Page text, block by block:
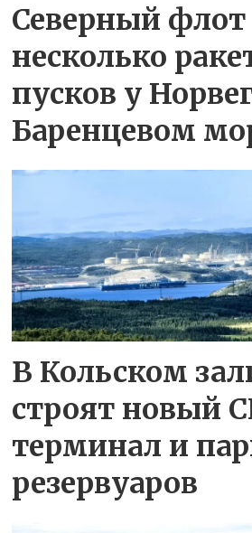
Северный флот
несколько
пусков у
Баренцевом
В Кольском
строят новый
терминал и
резервуаров